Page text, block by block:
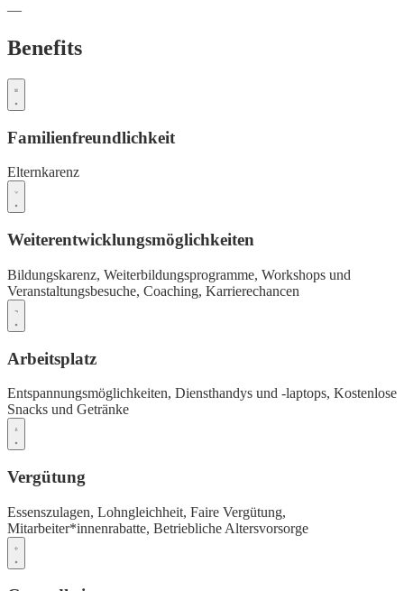
—
Benefits
Familienfreundlichkeit
Elternkarenz
Weiterentwicklungsmöglichkeiten
Bildungskarenz, Weiterbildungsprogramme, Workshops und
Veranstaltungsbesuche, Coaching, Karrierechancen
Arbeitsplatz
Entspannungsmöglichkeiten, Diensthandys und -laptops, Kostenlose
Snacks und Getränke
Vergütung
Essenszulagen, Lohngleichheit, Faire Vergütung,
Mitarbeiter*innenrabatte, Betriebliche Altersvorsorge